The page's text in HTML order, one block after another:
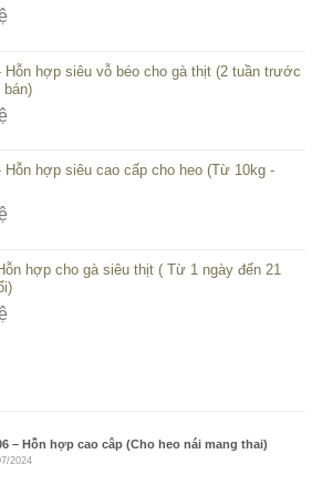
Hỗn hợp siêu vỗ béo cho gà thịt (2 tuần trước
bán)
Hỗn hợp siêu cao cấp cho heo (Từ 10kg -
hợp cho gà siêu thịt ( Từ 1 ngày đến 21
– Hỗn hợp cao câp (Cho heo nái mang thai)
2024